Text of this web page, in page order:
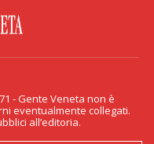
Veneta non è responsabile
Gente Veneta percepisce
- Gente Veneta non è
eventualmente collegati.
all’editoria.